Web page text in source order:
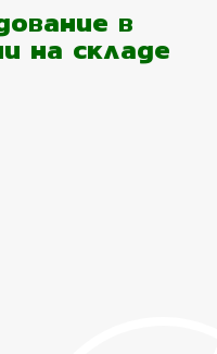
в
на складе